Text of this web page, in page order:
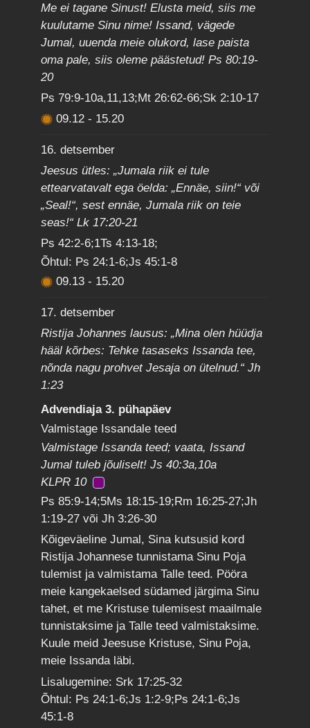
Me ei tagane Sinust! Elusta meid, siis me
kuulutame Sinu nime! Issand, vägede
Jumal, uuenda meie olukord, lase paista
oma pale, siis oleme päästetud! Ps 80:19-
20
Ps 79:9-10a,11,13;Mt 26:62-66;Sk 2:10-17
09.12- 15.20
16. detsember
Jeesus ütles: „Jumala riik ei tule
ettearvatavalt ega öelda: „Ennäe, siin!“ või
„Seal!“, sest ennäe, Jumala riik on teie
seas!“ Lk 17:20-21
Ps 42:2-6;1Ts 4:13-18;
Õhtul: Ps 24:1-6;Js 45:1-8
09.13- 15.20
17. detsember
Ristija Johannes lausus: „Mina olen hüüdja
hääl kõrbes: Tehke tasaseks Issanda tee,
nõnda nagu prohvet Jesaja on ütelnud.“ Jh
1:23
Advendiaja 3. pühapäev
Valmistage Issandale teed
Valmistage Issanda teed; vaata, Issand
Jumal tuleb jõuliselt! Js 40:3a,10a
KLPR 10
Ps 85:9-14;5Ms 18:15-19;Rm 16:25-27;Jh
1:19-27 või Jh 3:26-30
Kõigeväeline Jumal, Sina kutsusid kord
Ristija Johannese tunnistama Sinu Poja
tulemist ja valmistama Talle teed. Pööra
meie kangekaelsed südamed järgima Sinu
tahet, et me Kristuse tulemisest maailmale
tunnistaksime ja Talle teed valmistaksime.
Kuule meid Jeesuse Kristuse, Sinu Poja,
meie Issanda läbi.
Lisalugemine: Srk 17:25-32
Õhtul: Ps 24:1-6;Js 1:2-9;Ps 24:1-6;Js
45:1-8